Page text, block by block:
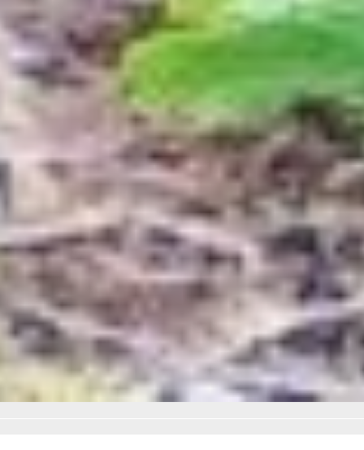
управления лесного
и степного хозяйства КНР
Гуань Чжиоу заключили
соглашение о создании
трансграничного
резервата «Земля
больших кошек».
помогают изучать дикую
природу в Болоньском
заповеднике
Читайте нас в соцсетях:
ВКонтакте
Одноклассники, Телеграм
илиЯндекс.Дзен иМАКС
Как вам материал?
Огонь!
Удивило
Грустно
Злость
Разочарование